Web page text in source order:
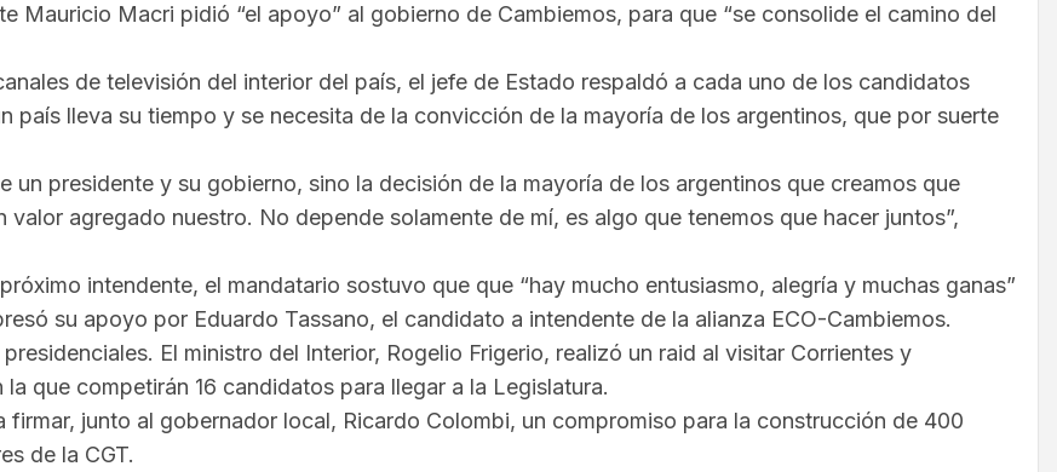
Mauricio Macri pidió “el apoyo” al gobierno de Cambiemos, para que “se consolide el camino del
de televisión del interior del país, el jefe de Estado respaldó a cada uno de los candidatos
país lleva su tiempo y se necesita de la convicción de la mayoría de los argentinos, que por suerte
un presidente y su gobierno, sino la decisión de la mayoría de los argentinos que creamos que
agregado nuestro. No depende solamente de mí, es algo que tenemos que hacer juntos”,
intendente, el mandatario sostuvo que que “hay mucho entusiasmo, alegría y muchas ganas”
su apoyo por Eduardo Tassano, el candidato a intendente de la alianza ECO-Cambiemos.
El ministro del Interior, Rogelio Frigerio, realizó un raid al visitar Corrientes y
que competirán 16 candidatos para llegar a la Legislatura.
firmar, junto al gobernador local, Ricardo Colombi, un compromiso para la construcción de 400
de la CGT.